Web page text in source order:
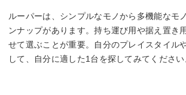
ルーパーは、シンプルなモノから多機能なモ
ンナップがあります。持ち運び用や据え置き
せて選ぶことが重要。自分のプレイスタイル
して、自分に適した1台を探してみてください